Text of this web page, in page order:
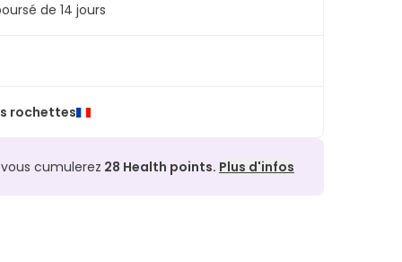
de 14 jours
rochettes
cumulerez 28 Health points. Plus d'infos